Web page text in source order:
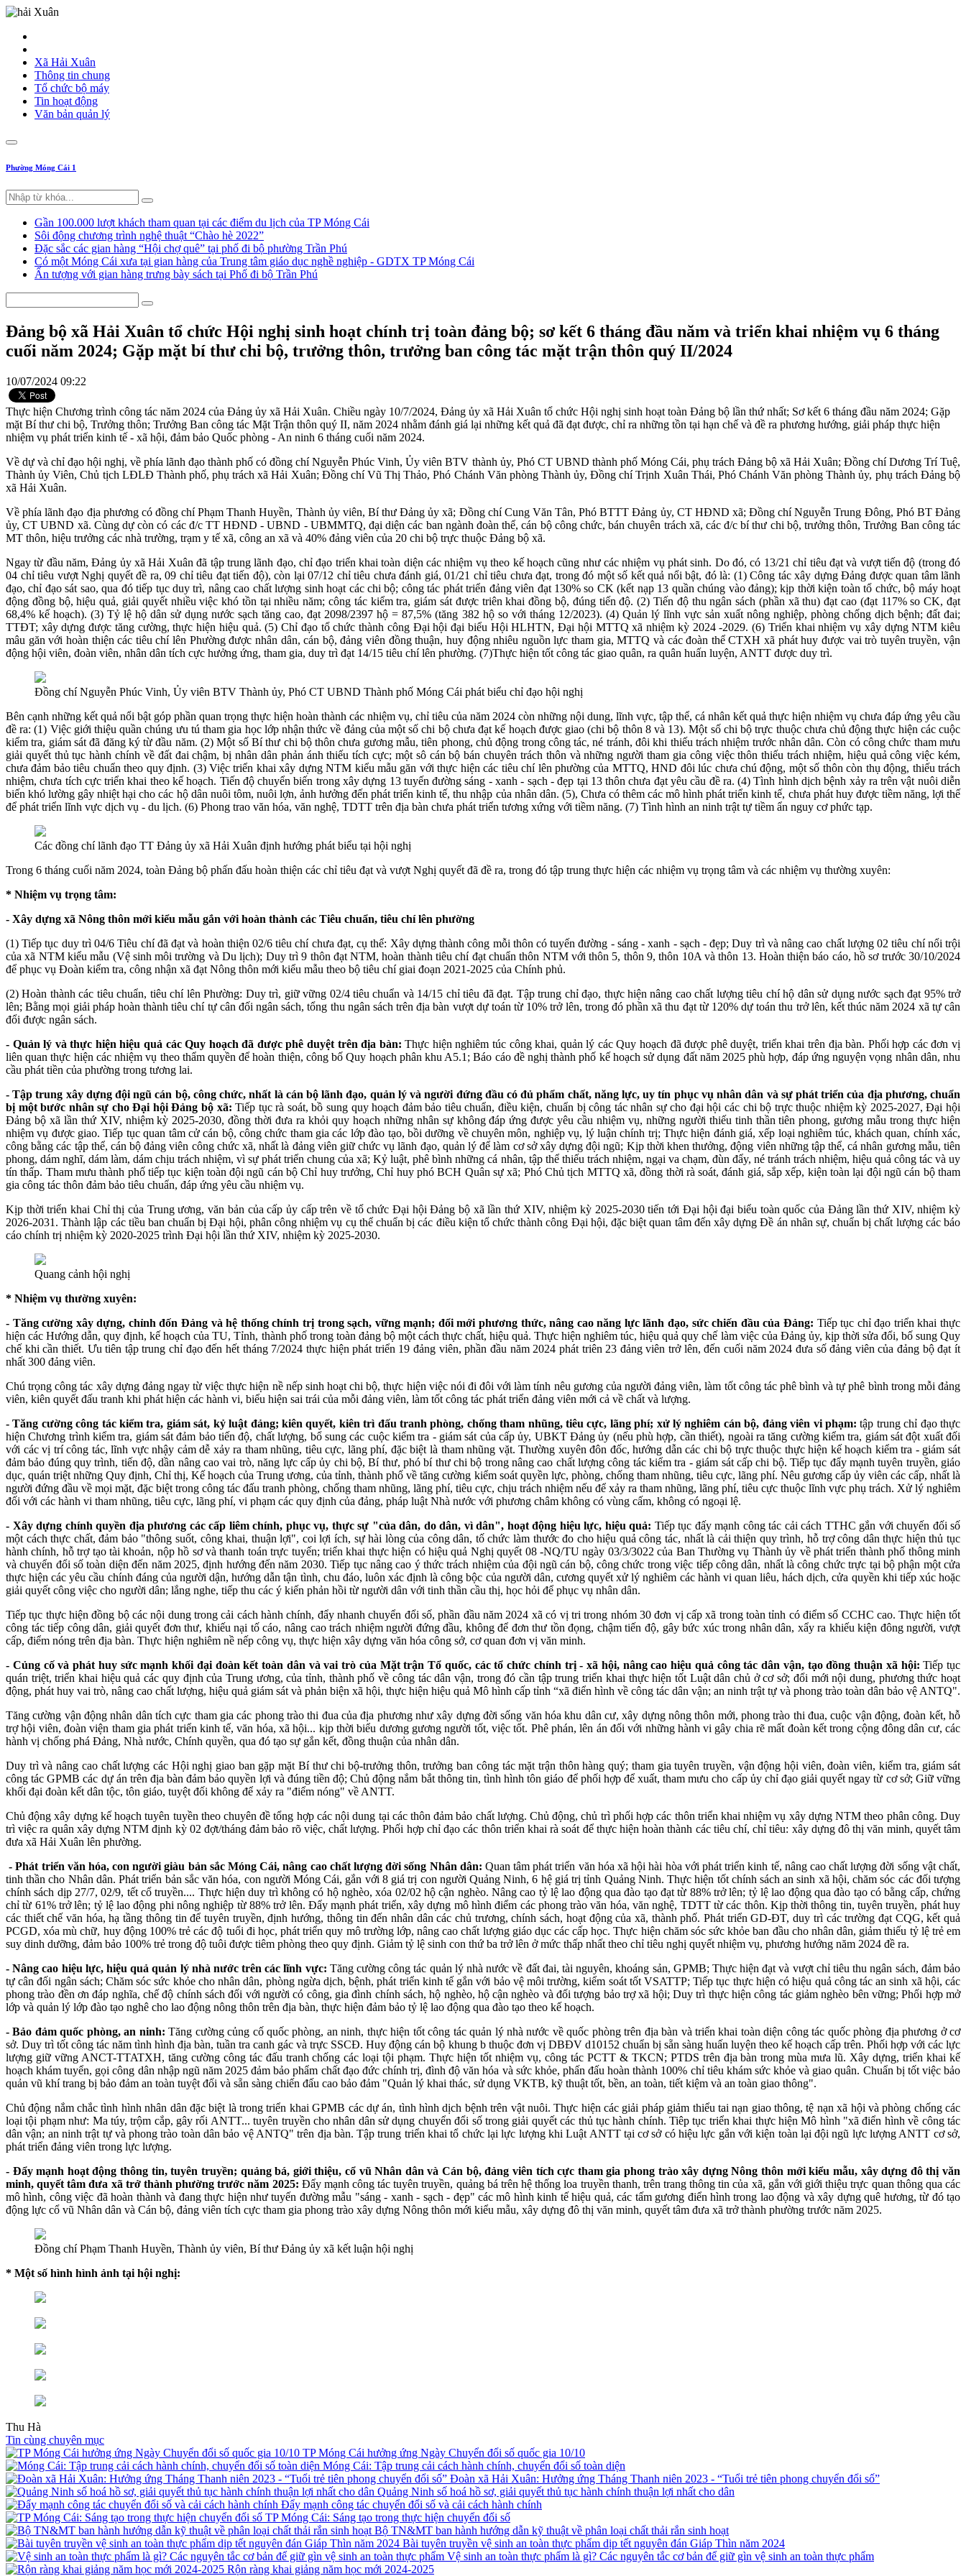
Xã Hải Xuân
Thông tin chung
Tổ chức bộ máy
Tin hoạt động
Văn bản quản lý
Phường Móng Cái 1
Gần 100.000 lượt khách tham quan tại các điểm du lịch của TP Móng Cái
Sôi động chương trình nghệ thuật “Chào hè 2022”
Đặc sắc các gian hàng “Hội chợ quê” tại phố đi bộ phường Trần Phú
Có một Móng Cái xưa tại gian hàng của Trung tâm giáo dục nghề nghiệp - GDTX TP Móng Cái
Ấn tượng với gian hàng trưng bày sách tại Phố đi bộ Trần Phú
Đảng bộ xã Hải Xuân tổ chức Hội nghị sinh hoạt chính trị toàn đảng bộ; sơ kết 6 tháng đầu năm và triển khai nhiệm vụ 6 tháng
cuối năm 2024; Gặp mặt bí thư chi bộ, trưởng thôn, trưởng ban công tác mặt trận thôn quý II/2024
10/07/2024 09:22
Thực hiện Chương trình công tác năm 2024 của Đảng ủy xã Hải Xuân. Chiều ngày 10/7/2024, Đảng ủy xã Hải Xuân tổ chức Hội nghị sinh hoạt toàn Đảng bộ lần thứ nhất; Sơ kết 6 tháng đầu năm 2024; Gặp
mặt Bí thư chi bộ, Trưởng thôn; Trưởng Ban công tác Mặt Trận thôn quý II, năm 2024 nhằm đánh giá lại những kết quả đã đạt được, chỉ ra những tồn tại hạn chế và đề ra phương hướng, giải pháp thực hiện
nhiệm vụ phát triển kinh tế - xã hội, đảm bảo Quốc phòng - An ninh 6 tháng cuối năm 2024.
Về dự và chỉ đạo hội nghị, về phía lãnh đạo thành phố có đồng chí Nguyễn Phúc Vinh, Ủy viên BTV thành ủy, Phó CT UBND thành phố Móng Cái, phụ trách Đảng bộ xã Hải Xuân; Đồng chí Dương Trí Tuệ,
Thành ủy Viên, Chủ tịch LĐLĐ Thành phố, phụ trách xã Hải Xuân; Đồng chí Vũ Thị Thảo, Phó Chánh Văn phòng Thành ủy, Đồng chí Trịnh Xuân Thái, Phó Chánh Văn phòng Thành ủy, phụ trách Đảng bộ
xã Hải Xuân.
Về phía lãnh đạo địa phương có đồng chí Phạm Thanh Huyền, Thành ủy viên, Bí thư Đảng ủy xã; Đồng chí Cung Văn Tân, Phó BTTT Đảng ủy, CT HĐND xã; Đồng chí Nguyễn Trung Đông, Phó BT Đảng
ủy, CT UBND xã. Cùng dự còn có các đ/c TT HĐND - UBND - UBMMTQ, đại diện các ban ngành đoàn thể, cán bộ công chức, bán chuyên trách xã, các đ/c bí thư chi bộ, trưởng thôn, Trưởng Ban công tác
MT thôn, hiệu trưởng các nhà trường, trạm y tế xã, công an xã và 40% đảng viên của 20 chi bộ trực thuộc Đảng bộ xã.
Ngay từ đầu năm, Đảng ủy xã Hải Xuân đã tập trung lãnh đạo, chỉ đạo triển khai toàn diện các nhiệm vụ theo kế hoạch cũng như các nhiệm vụ phát sinh. Do đó, có 13/21 chỉ tiêu đạt và vượt tiến độ (trong đó
04 chỉ tiêu vượt Nghị quyết đề ra, 09 chỉ tiêu đạt tiến độ), còn lại 07/12 chỉ tiêu chưa đánh giá, 01/21 chỉ tiêu chưa đạt, trong đó một số kết quả nổi bật, đó là: (1) Công tác xây dựng Đảng được quan tâm lãnh
đạo, chỉ đạo sát sao, qua đó tiếp tục duy trì, nâng cao chất lượng sinh hoạt các chi bộ; công tác phát triển đảng viên đạt 130% so CK (kết nạp 13 quần chúng vào đảng); kịp thời kiện toàn tổ chức, bộ máy hoạt
động đồng bộ, hiệu quả, giải quyết nhiều việc khó tồn tại nhiều năm; công tác kiểm tra, giám sát được triên khai đồng bộ, đúng tiến độ. (2) Tiến độ thu ngân sách (phần xã thu) đạt cao (đạt 117% so CK, đạt
68,4% kế hoạch). (3) Tỷ lệ hộ dân sử dụng nước sạch tăng cao, đạt 2098/2397 hộ = 87,5% (tăng 382 hộ so với tháng 12/2023). (4) Quản lý lĩnh vực sản xuất nông nghiệp, phòng chống dịch bệnh; đất đai;
TTĐT; xây dựng được tăng cường, thực hiện hiệu quả. (5) Chỉ đạo tổ chức thành công Đại hội đại biểu Hội HLHTN, Đại hội MTTQ xã nhiệm kỳ 2024 -2029. (6) Triển khai nhiệm vụ xây dựng NTM kiêu
mâu găn với hoàn thiện các tiêu chí lên Phường được nhân dân, cán bộ, đảng viên đồng thuận, huy động nhiêu nguồn lực tham gia, MTTQ và các đoàn thể CTXH xã phát huy được vai trò tuyên truyền, vận
động hội viên, đoàn viên, nhân dân tích cực hưởng ứng, tham gia, duy trì đạt 14/15 tiêu chí lên phường. (7)Thực hiện tốt công tác giao quân, ra quân huấn luyện, ANTT được duy trì.
Đồng chí Nguyễn Phúc Vinh, Ủy viên BTV Thành ủy, Phó CT UBND Thành phố Móng Cái phát biểu chỉ đạo hội nghị
Bên cạnh những kết quả nổi bật góp phần quan trọng thực hiện hoàn thành các nhiệm vụ, chỉ tiêu của năm 2024 còn những nội dung, lĩnh vực, tập thể, cá nhân kết quả thực hiện nhiệm vụ chưa đáp ứng yêu cầu
đề ra: (1) Việc giới thiệu quần chúng ưu tú tham gia học lớp nhận thức về đảng của một số chi bộ chưa đạt kế hoạch được giao (chi bộ thôn 8 và 13). Một số chi bộ trực thuộc chưa chủ động thực hiện các cuộc
kiểm tra, giám sát đã đăng ký từ đầu năm. (2) Một số Bí thư chi bộ thôn chưa gương mẫu, tiên phong, chủ động trong công tác, né tránh, đôi khi thiếu trách nhiệm trước nhân dân. Còn có công chức tham mưu
giải quyết thủ tục hành chính về đất đai chậm, bị nhân dân phản ánh thiếu tích cực; một sô cán bộ bán chuyên trách thôn và những người tham gia công việc thôn thiếu trách nhiệm, hiệu quả công việc kém,
chưa đảm bảo tiêu chuẩn theo quy định. (3) Việc triển khai xây dựng NTM kiểu mẫu găn với thực hiện các tiêu chí lên phường của MTTQ, HND đôi lúc chưa chú động, một số thôn còn thụ động, thiếu trách
nhiệm, chưa tích cực triển khai theo kế hoạch. Tiến độ chuyển biến trong xây dựng 13 tuyến đường sáng - xanh - sạch - đẹp tại 13 thôn chưa đạt yêu cầu đề ra. (4) Tình hình dịch bệnh xảy ra trên vật nuôi diễn
biến khó lường gây nhiệt hại cho các hộ dân nuôi tôm, nuôi lợn, ảnh hưởng đến phát triển kinh tế, thu nhập của nhân dân. (5), Chưa có thêm các mô hình phát triển kinh tế, chưa phát huy được tiềm năng, lợi thế
để phát triển lĩnh vực dịch vụ - du lịch. (6) Phong trao văn hóa, văn nghệ, TDTT trên địa bàn chưa phát triển tương xứng với tiềm năng. (7) Tình hình an ninh trật tự tiềm ẩn nguy cơ phức tạp.
Các đồng chí lãnh đạo TT Đảng ủy xã Hải Xuân định hướng phát biểu tại hội nghị
Trong 6 tháng cuối năm 2024, toàn Đảng bộ phấn đấu hoàn thiện các chỉ tiêu đạt và vượt Nghị quyết đã đề ra, trong đó tập trung thực hiện các nhiệm vụ trọng tâm và các nhiệm vụ thường xuyên:
* Nhiệm vụ trọng tâm:
- Xây dựng xã Nông thôn mới kiểu mẫu gắn với hoàn thành các Tiêu chuẩn, tiêu chí lên phường
(1) Tiếp tục duy trì 04/6 Tiêu chí đã đạt và hoàn thiện 02/6 tiêu chí chưa đạt, cụ thể: Xây dựng thành công mỗi thôn có tuyến đường - sáng - xanh - sạch - đẹp; Duy trì và nâng cao chất lượng 02 tiêu chí nổi trội
của xã NTM kiểu mẫu (Vệ sinh môi trường và Du lịch); Duy trì 9 thôn đạt NTM, hoàn thành tiêu chí đạt chuẩn thôn NTM với thôn 5, thôn 9, thôn 10A và thôn 13. Hoàn thiện báo cáo, hồ sơ trước 30/10/2024
để phục vụ Đoàn kiểm tra, công nhận xã đạt Nông thôn mới kiểu mẫu theo bộ tiêu chí giai đoạn 2021-2025 của Chính phủ.
(2) Hoàn thành các tiêu chuẩn, tiêu chí lên Phường: Duy trì, giữ vững 02/4 tiêu chuẩn và 14/15 chỉ tiêu đã đạt. Tập trung chỉ đạo, thực hiện nâng cao chất lượng tiêu chí hộ dân sử dụng nước sạch đạt 95% trở
lên; Bằng mọi giải pháp hoàn thành tiêu chí tự cân đối ngân sách, tổng thu ngân sách trên địa bàn vượt dự toán từ 10% trở lên, trong đó phần xã thu đạt từ 120% dự toán thu trở lên, kết thúc năm 2024 xã tự cân
đổi được ngân sách.
- Quản lý và thực hiện hiệu quả các Quy hoạch đã được phê duyệt trên địa bàn: Thực hiện nghiêm túc công khai, quản lý các Quy hoạch đã được phê duyệt, triển khai trên địa bàn. Phối hợp các đơn vị
liên quan thực hiện các nhiệm vụ theo thẩm quyền để hoàn thiện, công bố Quy hoạch phân khu A5.1; Báo cáo đề nghị thành phố kế hoạch sử dụng đất năm 2025 phù hợp, đáp ứng nguyện vọng nhân dân, nhu
cầu phát tiền của phường trong tương lai.
- Tập trung xây dựng đội ngũ cán bộ, công chức, nhất là cán bộ lãnh đạo, quản lý và người đứng đầu có đủ phẩm chất, năng lực, uy tín phục vụ nhân dân và sự phát triển của địa phương, chuẩn
bị một bước nhân sự cho Đại hội Đảng bộ xã: Tiếp tục rà soát, bồ sung quy hoạch đảm bảo tiêu chuẩn, điều kiện, chuẩn bị công tác nhân sự cho đại hội các chi bộ trực thuộc nhiệm kỳ 2025-2027, Đại hội
Đảng bộ xã lần thứ XIV, nhiệm kỳ 2025-2030, đồng thời đưa ra khỏi quy hoạch những nhân sự không đáp ứng được yêu cầu nhiệm vụ, những người thiếu tinh thần tiên phong, gương mẫu trong thực hiện
nhiệm vụ được giao. Tiếp tục quan tâm cử cán bộ, công chức tham gia các lớp đào tạo, bồi dưỡng về chuyên môn, nghiệp vụ, lý luận chính trị; Thực hiện đánh giá, xếp loại nghiêm túc, khách quan, chính xác,
công bằng các tập thể, cán bộ đảng viên công chức xã, nhất là đảng viên giữ chức vụ lãnh đạo, quản lý để làm cơ sở xây dựng đội ngũ; Kịp thời khen thưởng, động viên những tập thể, cá nhân gương mẫu, tiên
phong, dám nghĩ, dám làm, dám chịu trách nhiệm, vì sự phát triển chung của xã; Kỷ luật, phê bình những cá nhân, tập thể thiếu trách nhiệm, ngại va chạm, đùn đẩy, né tránh trách nhiệm, hiệu quả công tác và uy
tín thấp. Tham mưu thành phố tiếp tục kiện toàn đội ngũ cán bộ Chỉ huy trưởng, Chỉ huy phó BCH Quân sự xã; Phó Chủ tịch MTTQ xã, đồng thời rà soát, đánh giá, sắp xếp, kiện toàn lại đội ngũ cán bộ tham
gia công tác thôn đảm bảo tiêu chuẩn, đáp ứng yêu cầu nhiệm vụ.
Kịp thời triển khai Chỉ thị của Trung ương, văn bản của cấp ủy cấp trên về tổ chức Đại hội Đảng bộ xã lần thứ XIV, nhiệm kỳ 2025-2030 tiến tới Đại hội đại biểu toàn quốc của Đảng lần thứ XIV, nhiệm kỳ
2026-2031. Thành lập các tiều ban chuẩn bị Đại hội, phân công nhiệm vụ cụ thể chuẩn bị các điều kiện tổ chức thành công Đại hội, đặc biệt quan tâm đến xây dựng Đề án nhân sự, chuẩn bị chất lượng các báo
cáo chính trị nhiệm kỳ 2020-2025 trình Đại hội lần thứ XIV, nhiệm kỳ 2025-2030.
Quang cảnh hội nghị
* Nhiệm vụ thường xuyên:
- Tăng cường xây dựng, chỉnh đốn Đảng và hệ thống chính trị trong sạch, vững mạnh; đổi mới phương thức, nâng cao năng lực lãnh đạo, sức chiến đầu của Đảng: Tiếp tục chỉ đạo triển khai thực
hiện các Hướng dẫn, quy định, kế hoạch của TU, Tỉnh, thành phố trong toàn đảng bộ một cách thực chất, hiệu quả. Thực hiện nghiêm túc, hiệu quả quy chế làm việc của Đảng ủy, kịp thời sửa đổi, bố sung Quy
chế khi cần thiết. Ưu tiên tập trung chỉ đạo đến hết tháng 7/2024 thực hiện phát triển 19 đảng viên, phần đầu năm 2024 phát triên 23 đảng viên trở lên, đến cuối năm 2024 đưa số đảng viên của đảng bộ đạt ít
nhất 300 đảng viên.
Chú trọng công tác xây dựng đảng ngay từ việc thực hiện nề nếp sinh hoạt chi bộ, thực hiện việc nói đi đôi với làm tính nêu gương của người đảng viên, làm tốt công tác phê bình và tự phê bình trong mỗi đảng
viên, kiên quyết đấu tranh khi phát hiện các hành vi, biểu hiện sai trái của mỗi đảng viên, làm tốt công tác phát triển đảng viên mới cả về chất và lượng.
- Tăng cường công tác kiểm tra, giám sát, kỷ luật đảng; kiên quyết, kiên trì đấu tranh phòng, chống tham nhũng, tiêu cực, lãng phí; xử lý nghiêm cán bộ, đảng viên vi phạm: tập trung chỉ đạo thực
hiện Chương trình kiểm tra, giám sát đảm bảo tiến độ, chất lượng, bổ sung các cuộc kiểm tra - giám sát của cấp ủy, UBKT Đảng ủy (nếu phù hợp, cần thiết), ngoài ra tăng cường kiểm tra, giám sát đột xuất đối
với các vị trí công tác, lĩnh vực nhậy cảm dễ xảy ra tham nhũng, tiêu cực, lãng phí, đặc biệt là tham nhũng vặt. Thường xuyên đôn đốc, hướng dẫn các chi bộ trực thuộc thực hiện kế hoạch kiểm tra - giám sát
đảm bảo đúng quy trình, tiến độ, dần nâng cao vai trò, năng lực cấp ủy chi bộ, Bí thư, phó bí thư chi bộ trong nâng cao chất lượng công tác kiểm tra - giám sát cấp chi bộ. Tiếp tục đẩy mạnh tuyên truyền, giáo
dục, quán triệt những Quy định, Chỉ thị, Kế hoạch của Trung ương, của tỉnh, thành phố về tăng cường kiểm soát quyền lực, phòng, chống tham nhũng, tiêu cực, lãng phí. Nêu gương cấp ủy viên các cấp, nhất là
người đứng đầu về mọi mặt, đặc biệt trong công tác đấu tranh phòng, chống tham nhũng, lãng phí, tiêu cực, chịu trách nhiệm nếu để xảy ra tham nhũng, lãng phí, tiêu cực thuộc lĩnh vực phụ trách. Xử lý nghiêm
đối với các hành vi tham nhũng, tiêu cực, lãng phí, vi phạm các quy định của đảng, pháp luật Nhà nước với phương châm không có vùng cấm, không có ngoại lệ.
- Xây dựng chính quyền địa phương các cấp liêm chính, phục vụ, thực sự "của dân, do dân, vì dân", hoạt động hiệu lực, hiệu quả: Tiếp tục đấy mạnh công tác cải cách TTHC gắn với chuyến đối số
một cách thực chất, đảm bảo "thông suốt, công khai, thuận lợi", coi lợi ích, sự hài lòng của công dân, tố chức làm thước đo cho hiệu quả công tác, nhất là cải thiện quy trình, hỗ trợ công dân thực hiện thủ tục
hành chính, hỗ trợ tạo tài khoản, nộp hồ sơ và thanh toán trực tuyến; triển khai thực hiện có hiệu quả Nghị quyết 08 -NQ/TU ngày 03/3/3022 của Ban Thường vụ Thành ủy về phát triển thành phố thông minh
và chuyển đổi số toàn diện đến năm 2025, định hướng đến năm 2030. Tiếp tục nâng cao ý thức trách nhiệm của đội ngũ cán bộ, công chức trong việc tiếp công dân, nhất là công chức trực tại bộ phận một cửa
thực hiện các yêu cầu chính đáng của người dận, hướng dẫn tận tình, chu đáo, luôn xác định là công bộc của người dân, cương quyết xử lý nghiêm các hành vi quan liêu, hách dịch, cửa quyền khi tiếp xúc hoặc
giải quyết công việc cho người dân; lắng nghe, tiếp thu các ý kiến phản hồi từ người dân với tinh thần cầu thị, học hỏi để phục vụ nhân dân.
Tiếp tục thực hiện đồng bộ các nội dung trong cải cách hành chính, đẩy nhanh chuyển đổi số, phần đầu năm 2024 xã có vị tri trong nhóm 30 đơn vị cấp xã trong toàn tỉnh có điểm số CCHC cao. Thực hiện tốt
công tác tiếp công dân, giải quyết đơn thư, khiếu nại tố cáo, nâng cao trách nhiệm người đứng đầu, không để đơn thư tồn đọng, chậm tiến độ, gây bức xúc trong nhân dân, xẩy ra khiếu kiện đông người, vượt
cấp, điểm nóng trên địa bàn. Thực hiện nghiêm nề nếp công vụ, thực hiện xây dựng văn hóa công sở, cơ quan đơn vị văn minh.
- Củng cố và phát huy sức mạnh khối đại đoàn kết toàn dân và vai trò của Mặt trận Tổ quốc, các tổ chức chính trị - xã hội, nâng cao hiệu quả công tác dân vận, tạo đồng thuận xã hội: Tiếp tục
quán triệt, triển khai hiệu quả các quy định của Trung ương, của tỉnh, thành phố về công tác dân vận, trong đó cần tập trung triển khai thực hiện tốt Luật dân chủ ở cơ sở; đổi mới nội dung, phương thức hoạt
động, phát huy vai trò, nâng cao chất lượng, hiệu quả giám sát và phản biện xã hội, thực hiện hiệu quả Mô hình cấp tỉnh “xã điển hình về công tác dân vận; an ninh trật tự và phong trào toàn dân bảo vệ ANTQ".
Tăng cường vận động nhân dân tích cực tham gia các phong trào thi đua của địa phương như xây dựng đời sống văn hóa khu dân cư, xây dựng nông thôn mới, phong trào thi đua, cuộc vận động, đoàn kết, hỗ
trợ hội viên, đoàn viện tham gia phát triển kinh tế, văn hóa, xã hội... kịp thời biểu dương gương người tốt, việc tốt. Phê phán, lên án đối với những hành vi gây chia rẽ mất đoàn kết trong cộng đông dân cư, các
hành vị chống phá Đảng, Nhà nước, Chính quyền, qua đó tạo sự gắn kết, đồng thuận của nhân dân.
Duy trì và nâng cao chất lượng các Hội nghị giao ban gặp mặt Bí thư chi bộ-trưởng thôn, trưởng ban công tác mặt trận thôn hàng quý; tham gia tuyên truyền, vận động hội viên, đoàn viên, kiểm tra, giám sát
công tác GPMB các dự án trên địa bàn đảm bảo quyền lợi và đúng tiền độ; Chủ động nắm bắt thông tin, tình hình tôn giáo để phối hợp để xuất, tham mưu cho cấp ủy chỉ đạo giải quyết ngay từ cơ sở; Giữ vững
khối đại đoàn kết dân tộc, tôn giáo, tuyệt đối không để xảy ra "điểm nóng" về ANTT.
Chủ động xây dựng kế hoạch tuyên tuyền theo chuyên đề tổng hợp các nội dung tại các thôn đảm bảo chất lượng. Chủ động, chủ trì phối hợp các thôn triển khai nhiệm vụ xây dựng NTM theo phân công. Duy
trì việc ra quân xây dựng NTM định kỳ 02 đợt/tháng đảm bảo rõ việc, chất lượng. Phối hợp chỉ đạo các thôn triển khai rà soát để thực hiện hoàn thành các tiêu chí, chỉ tiêu: xây dựng đô thị văn minh, quyết tâm
đưa xã Hải Xuân lên phường.
- Phát triển văn hóa, con người giàu bản sắc Móng Cái, nâng cao chất lượng đời sống Nhân dân: Quan tâm phát triển văn hóa xã hội hài hòa với phát triển kinh tế, nâng cao chất lượng đời sống vật chất,
tinh thần cho Nhân dân. Phát triển bản sắc văn hóa, con người Móng Cái, gắn với 8 giá trị con người Quảng Ninh, 6 hệ giá trị tỉnh Quảng Ninh. Thực hiện tốt chính sách an sinh xã hội, chăm sóc các đối tượng
chính sách dịp 27/7, 02/9, tết cổ truyền.... Thực hiện duy trì không có hộ nghèo, xóa 02/02 hộ cận nghèo. Nâng cao tỷ lệ lao động qua đào tạo đạt từ 88% trở lên; tỷ lệ lao động qua đào tạo có bằng cấp, chứng
chỉ từ 61% trở lên; tỷ lệ lao động phi nông nghiệp từ 88% trở lên. Đẩy mạnh phát triển, xây dựng mô hình điểm các phong trào văn hóa, văn nghệ, TDTT từ các thôn. Kịp thời thông tin, tuyên truyền, phát huy
các thiết chế văn hóa, hạ tầng thông tin để tuyên truyền, định hướng, thông tin đến nhân dân các chủ trương, chính sách, hoạt động của xã, thành phố. Phát triển GD-ĐT, duy trì các trường đạt CQG, kết quả
PCGD, xóa mù chữ, huy động 100% trẻ các độ tuổi đi học, phát triển quy mô trường lớp, nâng cao chất lượng giáo dục các cấp học. Thực hiện chăm sóc sức khỏe ban đầu cho nhân dân, giảm thiếu tỷ lệ trẻ em
suy dinh dưỡng, đảm bảo 100% trẻ trong độ tuôi được tiêm phòng theo quy định. Giảm tỷ lệ sinh con thứ ba trở lên ở mức thấp nhất theo chỉ tiêu nghị quyết nhiệm vụ, phương hướng năm 2024 đề ra.
- Nâng cao hiệu lực, hiệu quả quản lý nhà nước trên các lĩnh vực: Tăng cường công tác quản lý nhà nước về đất đai, tài nguyên, khoáng sản, GPMB; Thực hiện đạt và vượt chỉ tiêu thu ngân sách, đảm bảo
tự cân đối ngân sách; Chăm sóc sức khỏe cho nhân dân, phòng ngừa dịch, bệnh, phát triển kinh tế gắn với bảo vệ môi trường, kiểm soát tốt VSATTP; Tiếp tục thực hiện có hiệu quả công tác an sinh xã hội, các
phong trào đền ơn đáp nghĩa, chế độ chính sách đối với người có công, gia đình chính sách, hộ nghèo, hộ cận nghèo và đối tượng bảo trợ xã hội; Duy trì thực hiện công tác giảm nghèo bên vững; Phối hợp mở
lớp và quản lý lớp đào tạo nghê cho lao động nông thôn trên địa bàn, thực hiện đảm bảo tỷ lệ lao động qua đào tạo theo kế hoạch.
- Bảo đảm quốc phòng, an ninh:Tăng cường củng cố quốc phòng, an ninh, thực hiện tốt công tác quản lý nhà nước về quốc phòng trên địa bàn và triển khai toàn diện công tác quốc phòng địa phương ở cơ
sở. Duy trì tốt công tác năm tình hình địa bàn, tuần tra canh gác và trực SSCĐ. Huy động cán bộ khung b thuộc đơn vị DBĐV d10152 chuẩn bị sẵn sàng huấn luyện theo kế hoạch cấp trên. Phối hợp với các lực
lượng giữ vững ANCT-TTATXH, tăng cường công tác đấu tranh chống các loại tội phạm. Thực hiện tốt nhiệm vụ, công tác PCTT & TKCN; PTDS trên địa bàn trong mùa mưa lũ. Xây dựng, triển khai kế
hoạch khám tuyển, gọi công dân nhập ngũ năm 2025 đảm bảo phẩm chất đạo đức chính trị, đình độ văn hóa và sức khỏe, phấn đấu hoàn thành 100% chỉ tiêu khám sức khỏe và giao quân. Chuẩn bị tốt việc bảo
quản vũ khí trang bị bảo đảm an toàn tuyệt đối và sẵn sàng chiến đấu cao bảo đảm "Quản lý khai thác, sử dụng VKTB, kỹ thuật tốt, bền, an toàn, tiết kiệm và an toàn giao thông".
Chủ động nắm chắc tình hình nhân dân đặc biệt là trong triển khai GPMB các dự án, tình hình dịch bệnh trên vật nuôi. Thực hiện các giải pháp giảm thiểu tai nạn giao thông, tệ nạn xã hội và phòng chống các
loại tội phạm như: Ma túy, trộm cắp, gây rối ANTT... tuyên truyền cho nhân dân sử dụng chuyển đổi số trong giải quyết các thủ tục hành chính. Tiêp tục triển khai thực hiện Mô hình "xã điển hình về công tác
dân vận; an ninh trật tự và phong trào toàn dân bảo vệ ANTQ" trên địa bàn. Tập trung triển khai tổ chức lại lực lượng khi Luật ANTT tại cơ sở có hiệu lực gắn với kiện toàn lại đội ngũ lực lượng ANTT cơ sở,
phát triển đảng viên trong lực lượng.
- Đẩy mạnh hoạt động thông tin, tuyên truyền; quảng bá, giới thiệu, cổ vũ Nhân dân và Cán bộ, đảng viên tích cực tham gia phong trào xây dựng Nông thôn mới kiểu mẫu, xây dựng đô thị văn
minh, quyết tâm đưa xã trở thành phường trước năm 2025: Đẩy mạnh công tác tuyên truyền, quảng bá trên hệ thống loa truyền thanh, trên trang thông tin của xã, gắn với giới thiệu trực quan thông qua các
mô hình, công việc đã hoàn thành và đang thực hiện như tuyến đường mẫu "sáng - xanh - sạch - đẹp" các mô hình kinh tế hiệu quả, các tấm gương điển hình trong lao động và xây dựng quê hương, từ đó tạo
động lực cổ vũ Nhân dân và Cán bộ, đảng viên tích cực tham gia phong trào xây dựng Nông thôn mới kiểu mẫu, xây dựng đô thị văn minh, quyết tâm đưa xã trở thành phường trước năm 2025.
Đồng chí Phạm Thanh Huyền, Thành ủy viên, Bí thư Đảng ủy xã kết luận hội nghị
* Một số hình hình ảnh tại hội nghị:
Thu Hà
Tin cùng chuyên mục
TP Móng Cái hưởng ứng Ngày Chuyển đổi số quốc gia 10/10
Móng Cái: Tập trung cải cách hành chính, chuyển đổi số toàn diện
Đoàn xã Hải Xuân: Hưởng ứng Tháng Thanh niên 2023 - “Tuổi trẻ tiên phong chuyển đổi số”
Quảng Ninh số hoá hồ sơ, giải quyết thủ tục hành chính thuận lợi nhất cho dân
Đẩy mạnh công tác chuyển đổi số và cải cách hành chính
TP Móng Cái: Sáng tạo trong thực hiện chuyển đổi số
Bộ TN&MT ban hành hướng dẫn kỹ thuật về phân loại chất thải rắn sinh hoạt
Bài tuyên truyền vệ sinh an toàn thực phẩm dịp tết nguyên đán Giáp Thìn năm 2024
Vệ sinh an toàn thực phẩm là gì? Các nguyên tắc cơ bản để giữ gìn vệ sinh an toàn thực phẩm
Rộn ràng khai giảng năm học mới 2024-2025